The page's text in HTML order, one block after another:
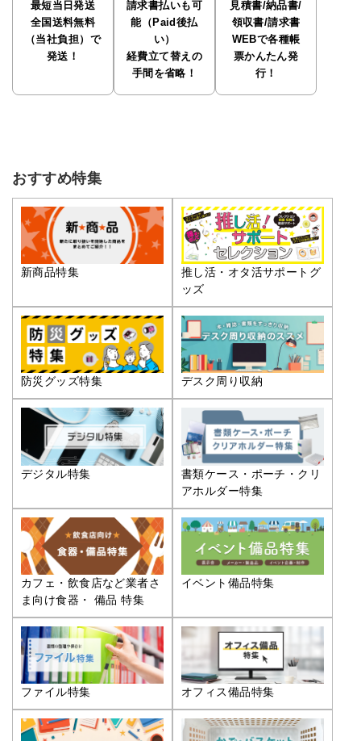
最短当日発送
全国送料無料
（当社負担）で
発送！
請求書払いも可
能（Paid後払
い）
経費立て替えの
手間を省略！
見積書/納品書/
領収書/請求書
WEBで各種帳
票かんたん発
行！
おすすめ特集
新商品特集
推し活・オタ活サポートグ
ッズ
防災グッズ特集 デスク周り収納
デジタル特集
書類ケース・ポーチ・クリ
アホルダー特集
カフェ・飲食店など業者さ
ま向け食器・ 備品 特集
イベント備品特集
ファイル特集 オフィス備品特集